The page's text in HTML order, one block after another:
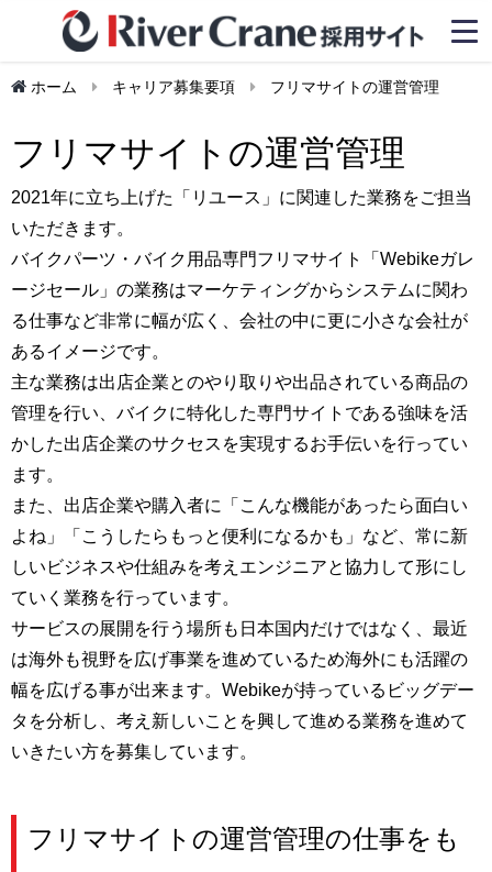
ホーム キャリア募集要項 フリマサイトの運営管理
フリマサイトの運営管理
2021年に立ち上げた「リユース」に関連した業務をご担当
いただきます。
バイクパーツ・バイク用品専門フリマサイト「Webikeガレ
ージセール」の業務はマーケティングからシステムに関わ
る仕事など非常に幅が広く、会社の中に更に小さな会社が
あるイメージです。
主な業務は出店企業とのやり取りや出品されている商品の
管理を行い、バイクに特化した専門サイトである強味を活
かした出店企業のサクセスを実現するお手伝いを行ってい
ます。
また、出店企業や購入者に「こんな機能があったら面白い
よね」「こうしたらもっと便利になるかも」など、常に新
しいビジネスや仕組みを考えエンジニアと協力して形にし
ていく業務を行っています。
サービスの展開を行う場所も日本国内だけではなく、最近
は海外も視野を広げ事業を進めているため海外にも活躍の
幅を広げる事が出来ます。Webikeが持っているビッグデー
タを分析し、考え新しいことを興して進める業務を進めて
いきたい方を募集しています。
フリマサイトの運営管理の仕事をも